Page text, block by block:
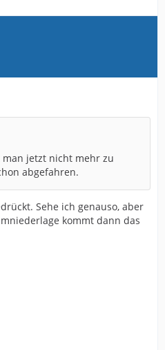
jetzt nicht mehr zu
abgefahren.
Sehe ich genauso, aber
kommt dann das